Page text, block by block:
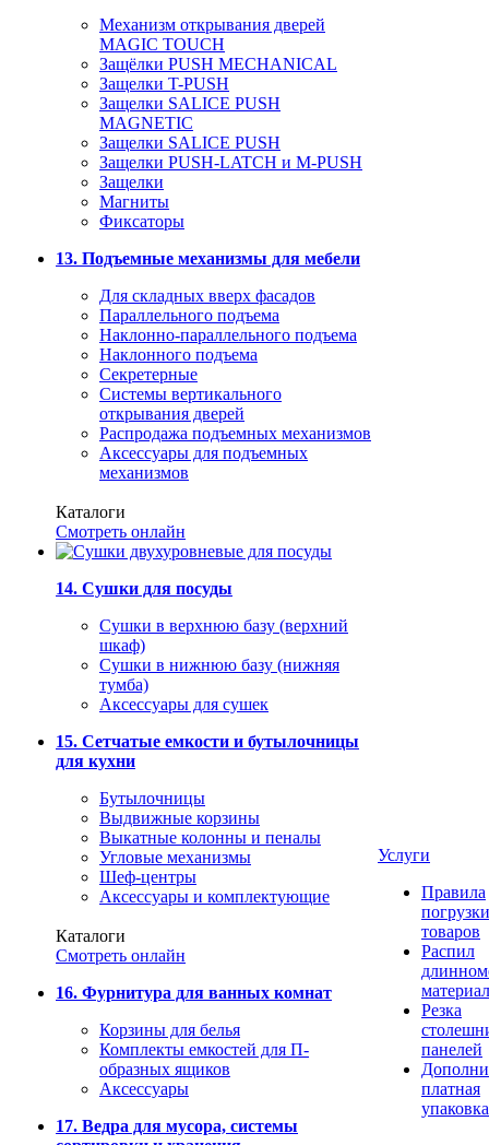
Механизм открывания дверей
MAGIC TOUCH
Защёлки PUSH MECHANICAL
Защелки T-PUSH
Защелки SALICE PUSH
MAGNETIC
Защелки SALICE PUSH
Защелки PUSH-LATCH и M-PUSH
Защелки
Магниты
Фиксаторы
13. Подъемные механизмы для мебели
Для складных вверх фасадов
Параллельного подъема
Наклонно-параллельного подъема
Наклонного подъема
Секретерные
Системы вертикального
открывания дверей
Распродажа подъемных механизмов
Аксессуары для подъемных
механизмов
Каталоги
Смотреть онлайн
14. Сушки для посуды
Сушки в верхнюю базу (верхний
шкаф)
Сушки в нижнюю базу (нижняя
тумба)
Аксессуары для сушек
15. Сетчатые емкости и бутылочницы
для кухни
Бутылочницы
Выдвижные корзины
Выкатные колонны и пеналы
Угловые механизмы
Шеф-центры
Аксессуары и комплектующие
Каталоги
Смотреть онлайн
16. Фурнитура для ванных комнат
Корзины для белья
Комплекты емкостей для П-
образных ящиков
Аксессуары
17. Ведра для мусора, системы
Услуги
Правила
погрузки
товаров
Распил
Резка
панелей
платная
упаковка